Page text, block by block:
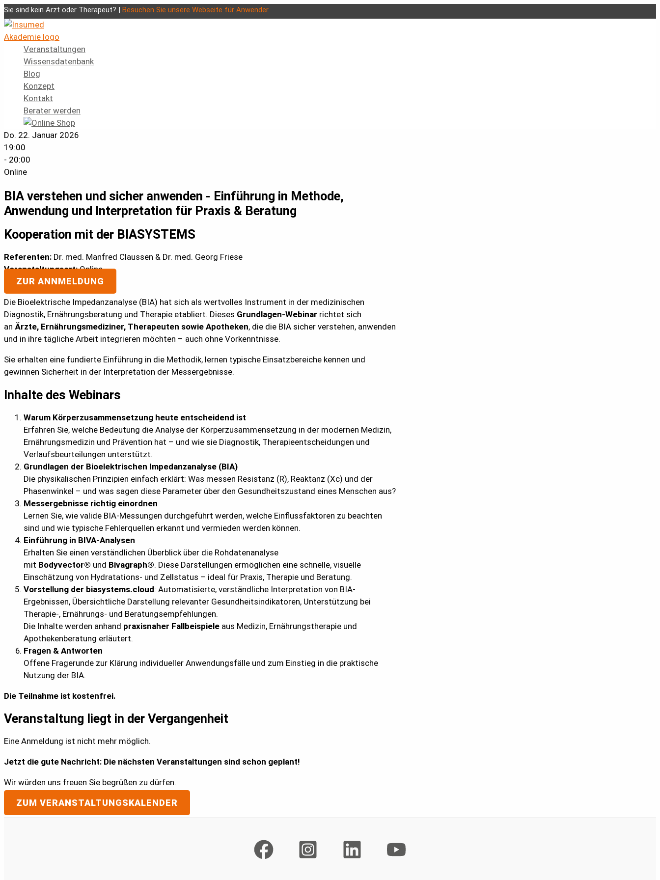
Zum
Inhalt
springen
Sie sind kein Arzt oder Therapeut? | Besuchen Sie unsere Webseite für Anwender.
Veranstaltungen
Wissensdatenbank
Blog
Konzept
Kontakt
Berater werden
Do. 22. Januar 2026
19:00
- 20:00
Online
BIA verstehen und sicher anwenden - Einführung in Methode,
Anwendung und Interpretation für Praxis & Beratung
Kooperation mit der BIASYSTEMS
Referenten: Dr. med. Manfred Claussen & Dr. med. Georg Friese
Veranstaltungsort:Online
ZUR ANNMELDUNG
Die Bioelektrische Impedanzanalyse (BIA) hat sich als wertvolles Instrument in der medizinischen
Diagnostik, Ernährungsberatung und Therapie etabliert. Dieses Grundlagen-Webinar richtet sich
an Ärzte, Ernährungsmediziner, Therapeuten sowie Apotheken, die die BIA sicher verstehen, anwenden
und in ihre tägliche Arbeit integrieren möchten – auch ohne Vorkenntnisse.
Sie erhalten eine fundierte Einführung in die Methodik, lernen typische Einsatzbereiche kennen und
gewinnen Sicherheit in der Interpretation der Messergebnisse.
Inhalte des Webinars
Warum Körperzusammensetzung heute entscheidend ist
Erfahren Sie, welche Bedeutung die Analyse der Körperzusammensetzung in der modernen Medizin,
Ernährungsmedizin und Prävention hat – und wie sie Diagnostik, Therapieentscheidungen und
Verlaufsbeurteilungen unterstützt.
Grundlagen der Bioelektrischen Impedanzanalyse (BIA)
Die physikalischen Prinzipien einfach erklärt: Was messen Resistanz (R), Reaktanz (Xc) und der
Phasenwinkel – und was sagen diese Parameter über den Gesundheitszustand eines Menschen aus?
Messergebnisse richtig einordnen
Lernen Sie, wie valide BIA-Messungen durchgeführt werden, welche Einflussfaktoren zu beachten
sind und wie typische Fehlerquellen erkannt und vermieden werden können.
Einführung in BIVA-Analysen
Erhalten Sie einen verständlichen Überblick über die Rohdatenanalyse
mit Bodyvector® und Bivagraph®. Diese Darstellungen ermöglichen eine schnelle, visuelle
Einschätzung von Hydratations- und Zellstatus – ideal für Praxis, Therapie und Beratung.
Vorstellung der biasystems.cloud: Automatisierte, verständliche Interpretation von BIA-
Ergebnissen, Übersichtliche Darstellung relevanter Gesundheitsindikatoren, Unterstützung bei
Therapie-, Ernährungs- und Beratungsempfehlungen.
Die Inhalte werden anhand praxisnaher Fallbeispiele aus Medizin, Ernährungstherapie und
Apothekenberatung erläutert.
Fragen & Antworten
Offene Fragerunde zur Klärung individueller Anwendungsfälle und zum Einstieg in die praktische
Nutzung der BIA.
Die Teilnahme ist kostenfrei.
Veranstaltung liegt in der Vergangenheit
Eine Anmeldung ist nicht mehr möglich.
Jetzt die gute Nachricht: Die nächsten Veranstaltungen sind schon geplant!
Wir würden uns freuen Sie begrüßen zu dürfen.
ZUM VERANSTALTUNGSKALENDER